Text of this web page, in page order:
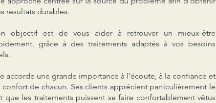
résultats durables.
objectif est de vous aider à retrouver un mieux-être
grâce à des traitements adaptés à vos besoins
accorde une grande importance à l’écoute, à la confiance et
confort de chacun. Ses clients apprécient particulièrement le
que les traitements puissent se faire confortablement vêtus